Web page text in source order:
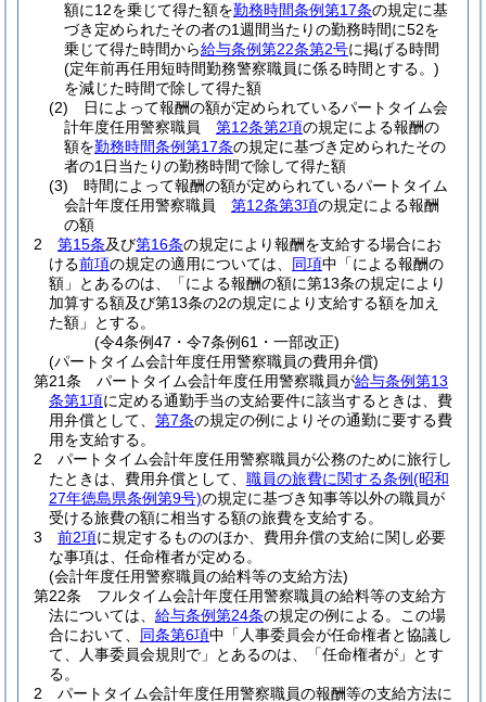
額に12を乗じて得た額を勤務時間条例第17条の規定に基
づき定められたその者の1週間当たりの勤務時間に52を
乗じて得た時間から給与条例第22条第2号に掲げる時間
(定年前再任用短時間勤務警察職員に係る時間とする。)
を減じた時間で除して得た額
(2)
日によって報酬の額が定められているパートタイム会
計年度任用警察職員 第12条第2項の規定による報酬の
額を勤務時間条例第17条の規定に基づき定められたその
者の1日当たりの勤務時間で除して得た額
(3)
時間によって報酬の額が定められているパートタイム
会計年度任用警察職員 第12条第3項の規定による報酬
の額
2
第15条及び第16条の規定により報酬を支給する場合にお
ける前項の規定の適用については、 同項中「による報酬の
額」とあるのは、「による報酬の額に第13条の規定により
加算する額及び第13条の2の規定により支給する額を加え
た額」とする。
(令4条例47・令7条例61・一部改正)
(パートタイム会計年度任用警察職員の費用弁償)
第21条
パートタイム会計年度任用警察職員が給与条例第13
条第1項に定める通勤手当の支給要件に該当するときは、費
用弁償として、 第7条の規定の例によりその通勤に要する費
用を支給する。
2
パートタイム会計年度任用警察職員が公務のために旅行し
たときは、費用弁償として、 職員の旅費に関する条例(昭和
27年徳島県条例第9号)の規定に基づき知事等以外の職員が
受ける旅費の額に相当する額の旅費を支給する。
3
前2項に規定するもののほか、費用弁償の支給に関し必要
な事項は、任命権者が定める。
(会計年度任用警察職員の給料等の支給方法)
第22条
フルタイム会計年度任用警察職員の給料等の支給方
法については、 給与条例第24条の規定の例による。
この場
合において、 同条第6項中「人事委員会が任命権者と協議し
て、人事委員会規則で」とあるのは、「任命権者が」とす
る。
2
パートタイム会計年度任用警察職員の報酬等の支給方法に